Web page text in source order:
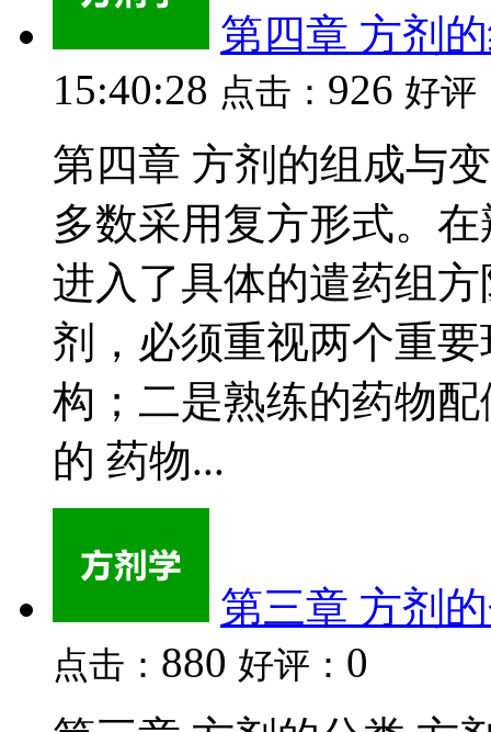
第四章 方剂
15:40:28 点击： 926 好评
第四章 方剂的组成与
多数采用复方形式。
进入了具体的遣药组
剂，必须重视两个重
构；二是熟练的药物
的 药物...
第三章 方剂
点击： 880 好评： 0